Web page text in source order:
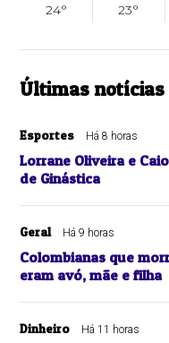
24°
23°
Últimas notícias
Esportes Há 8 horas
Lorrane Oliveira e
de Ginástica
Geral Há 9 horas
Colombianas que
eram avó, mãe e filha
Dinheiro Há 11 horas